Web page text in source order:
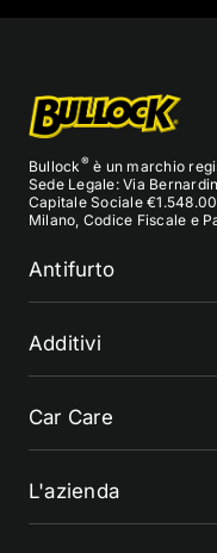
Bullock®è un marchio
Sede Legale: Via
Capitale Sociale
Milano, Codice Fiscale e
Antifurto
Additivi
Car Care
L'azienda